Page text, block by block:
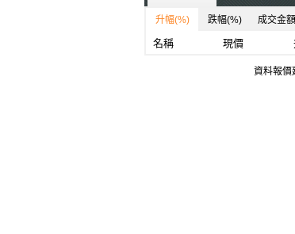
升幅(%) 跌幅(%) 成交金額
名稱 現價
資料報價